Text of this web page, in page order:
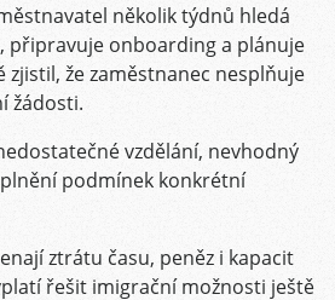
několik týdnů hledá
připravuje onboarding a plánuje
zjistil, že zaměstnanec nesplňuje
žádosti.
vzdělání, nevhodný
podmínek konkrétní
ztrátu času, peněz i kapacit
řešit imigrační možnosti ještě